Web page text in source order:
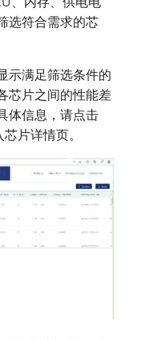
选符合需求的芯
示满足筛选条件的
芯片之间的性能差
体信息，请点击
片详情页。